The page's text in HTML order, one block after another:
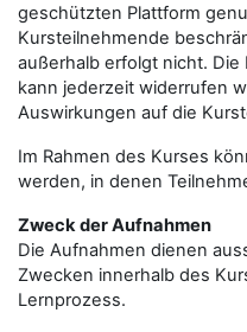
geschützten Plattform
Kursteilnehmende
außerhalb erfolgt nicht. Die
kann jederzeit widerrufen
Auswirkungen auf die
Im Rahmen des Kurses
werden, in denen
Zweck der Aufnahmen
Die Aufnahmen dienen
Zwecken innerhalb des
Lernprozess.